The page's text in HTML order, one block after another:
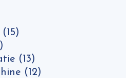
(15)
(13)
(12)